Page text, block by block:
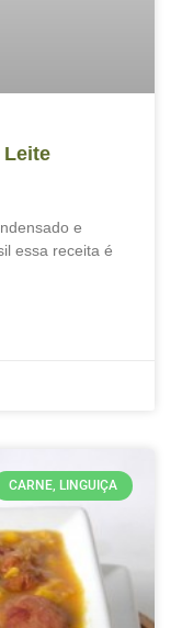
Leite
e
essa receita é
CARNE, LINGUIÇA